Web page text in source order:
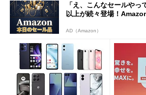
「え、こんなセールや
以上が続々登場！
AD（Amazon）